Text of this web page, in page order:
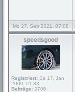
Mo 27. Sep 2021, 07:08
speedsgood
Registriert: Sa 17. Jan
2009, 01:33
Beiträge: 2706